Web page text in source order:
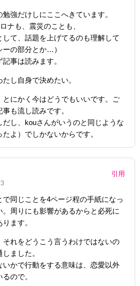
強だけしにここへきています。
ナも、震災のことも、
て、話題を上げてるのも理解して
ーの部分とか…）
事は読みます。
し自身で決めたい。
とにかく今はどうでもいいです。ご
も流し読みです。
し、kouさんがいうのと同じような
よ）でしかないからです。
引用
同じことを4ページ程の手紙になっ
周りにも影響があるからと必死に
ます。
それをどうこう言うわけではないの
ました。
いかで行動をする意味は、恋愛以外
ので。